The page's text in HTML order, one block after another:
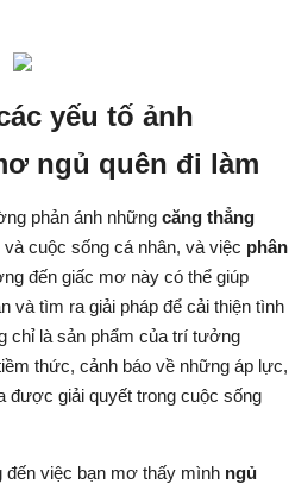
yếu tố ảnh
ngủ quên đi làm
phản ánh những căng thẳng
cuộc sống cá nhân, và việc phân
đến giấc mơ này có thể giúp
và tìm ra giải pháp để cải thiện tình
chỉ là sản phẩm của trí tưởng
thức, cảnh báo về những áp lực,
được giải quyết trong cuộc sống
đến việc bạn mơ thấy mình ngủ